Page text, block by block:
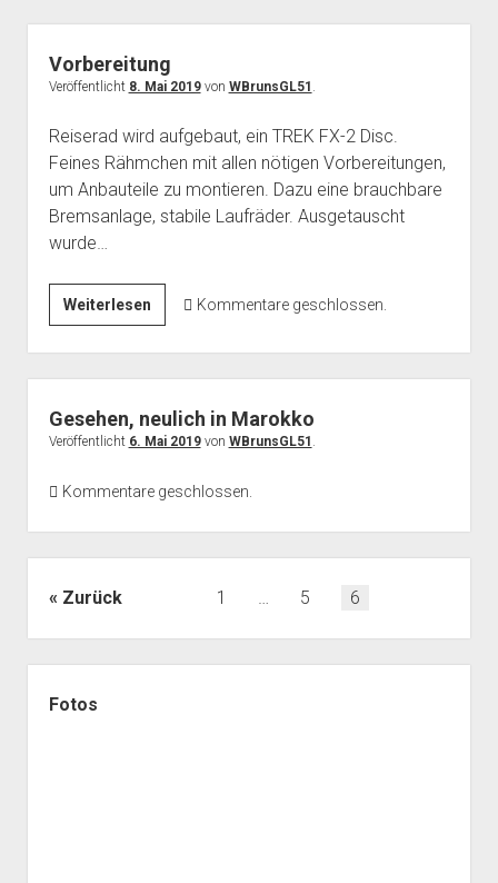
Vorbereitung
Veröffentlicht 8. Mai 2019von WBrunsGL51 .
Reiserad wird aufgebaut, ein TREK FX-2 Disc.
Feines Rähmchen mit allen nötigen Vorbereitungen,
um Anbauteile zu montieren. Dazu eine brauchbare
Bremsanlage, stabile Laufräder. Ausgetauscht
wurde…
WeiterlesenVorbereitungKommentare geschlossen.
Gesehen, neulich in Marokko
Veröffentlicht 6. Mai 2019von WBrunsGL51 .
Kommentare geschlossen.
Seitennummerierung
Zurück 1 … 5 6
Fotos